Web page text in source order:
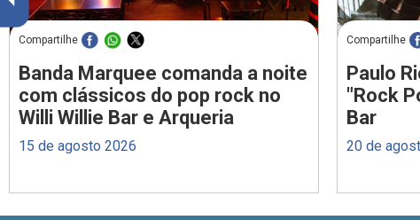
Compartilhe
Banda Marquee comanda a noite
com clássicos do pop rock no
Willi Willie Bar e Arqueria
15 de agosto 2026
Compartilhe
Paulo
"Rock
Bar
20 de